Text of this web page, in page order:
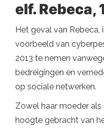
elf. Rebeca,
Het geval van Rebeca,
voorbeeld van
2013 te nemen
bedreigingen en
op sociale netwerken.
Zowel haar moeder
hoogte gebracht van